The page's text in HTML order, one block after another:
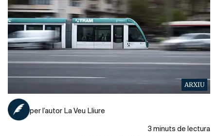
ARXIU
per l’autor La Veu Lliure
3 minuts de lectura